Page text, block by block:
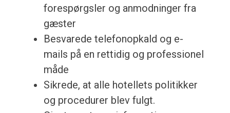
forespørgsler og anmodninger fra
gæster
Besvarede telefonopkald og e-
mails på en rettidig og professionel
måde
Sikrede, at alle hotellets politikker
og procedurer blev fulgt.